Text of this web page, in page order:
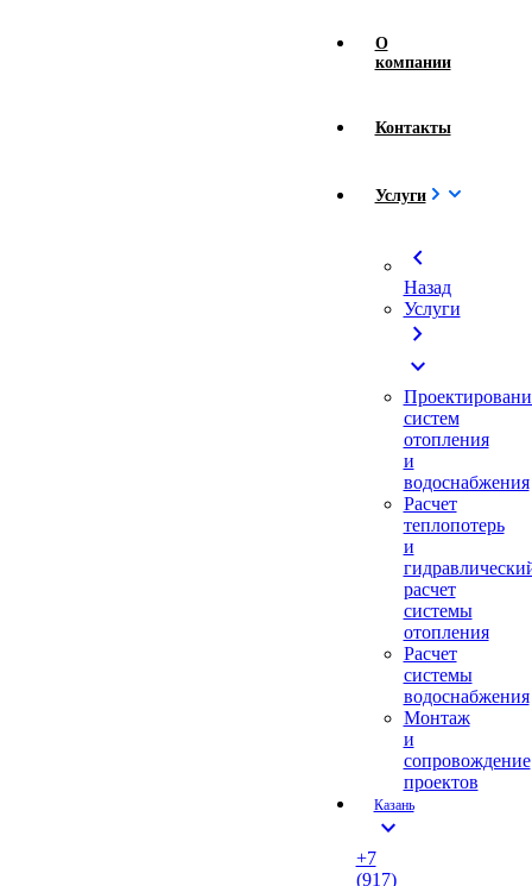
О
компании
Контакты
Услуги
chevron_left
Назад
Услуги
chevron_right
expand_more
систем
отопления
и
водоснабжения
Расчет
теплопотерь
и
расчет
системы
отопления
Расчет
системы
водоснабжения
Монтаж
и
сопровождение
проектов
Казань
expand_more
+7
(917)